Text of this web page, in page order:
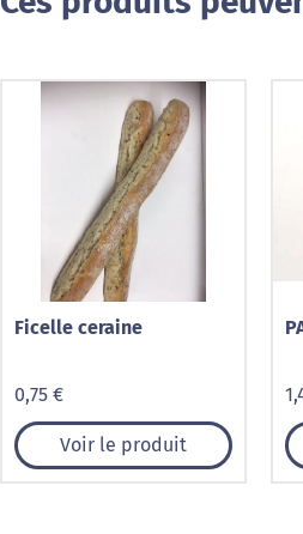
Ficelle ceraine
0,75 €
Voir le produit